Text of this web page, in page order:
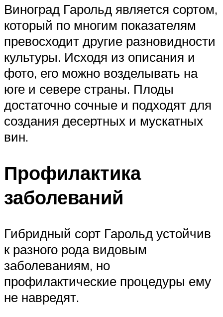
Виноград Гарольд является сортом,
который по многим показателям
превосходит другие разновидности
культуры. Исходя из описания и
фото, его можно возделывать на
юге и севере страны. Плоды
достаточно сочные и подходят для
создания десертных и мускатных
вин.
Профилактика
заболеваний
Гибридный сорт Гарольд устойчив
к разного рода видовым
заболеваниям, но
профилактические процедуры ему
не навредят.